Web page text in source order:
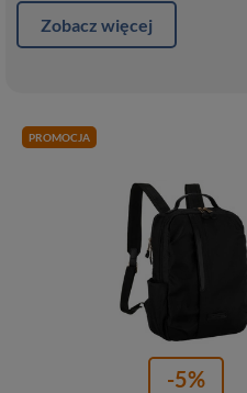
PROMOCJA
-5%
Zobacz więcej